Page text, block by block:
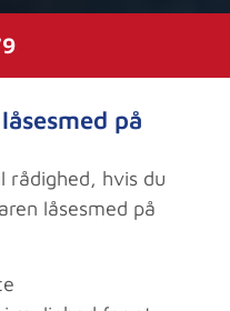
på
rådighed, hvis du
låsesmed på